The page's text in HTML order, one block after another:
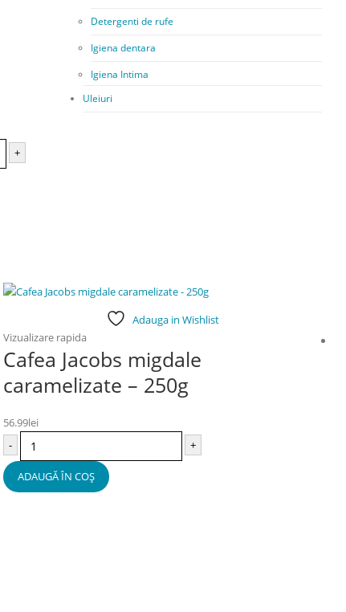
+
Detergenti de rufe
Igiena dentara
Igiena Intima
Uleiuri
Adauga in Wishlist
Vizualizare rapida
Cafea Jacobs migdale
caramelizate – 250g
56.99lei
-
+
ADAUGĂ ÎN COȘ